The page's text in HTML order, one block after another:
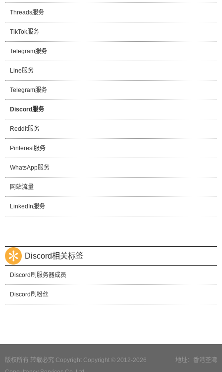
Threads服务
TikTok服务
Telegram服务
Line服务
Telegram服务
Discord服务
Reddit服务
Pinterest服务
WhatsApp服务
网站流量
LinkedIn服务
Discord相关标签
Discord刷服务器成员
Discord刷粉丝
地址：香港荃湾
版权所有 转载必究 Copyright Copyright © 2012-2026